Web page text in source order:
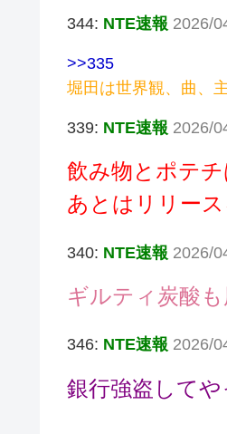
344: NTE速報 2026/
>>335
堀田は世界観、曲、
339: NTE速報 2026/
飲み物とポテ
あとはリリー
340: NTE速報 2026/
ギルティ炭酸
346: NTE速報 2026/
銀行強盗して